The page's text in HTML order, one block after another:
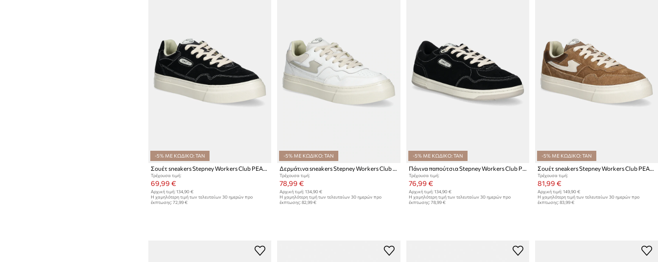
-5% ΜΕ ΚΩΔΙΚΟ: TAN
Τρέχουσα τιμή:
69,99 €
Αρχική τιμή: 134,90 €
Η χαμηλότερη τιμή των τελευταίων 30 ημερών προ
έκπτωσης: 72,99 €
-5% ΜΕ ΚΩΔΙΚΟ: TAN
Τρέχουσα τιμή:
78,99 €
Αρχική τιμή: 134,90 €
Η χαμηλότερη τιμή των τελευταίων 30 ημερών προ
έκπτωσης: 82,99 €
-5% ΜΕ ΚΩΔΙΚΟ: TAN
Τρέχουσα τιμή:
76,99 €
Αρχική τιμή: 134,90 €
Η χαμηλότερη τιμή των τελευταίων 30 ημερών προ
έκπτωσης: 78,99 €
-5% ΜΕ ΚΩΔΙΚΟ: TAN
Τρέχουσα τιμή:
81,99 €
Αρχική τιμή: 149,90 €
Η χαμηλότερη τιμή των τελευταίων 30 ημερών προ
έκπτωσης: 83,99 €